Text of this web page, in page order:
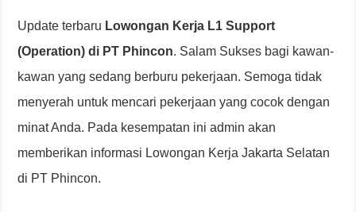
Update terbaru Lowongan Kerja L1 Support
(Operation) di PT Phincon. Salam Sukses bagi kawan-
kawan yang sedang berburu pekerjaan. Semoga tidak
menyerah untuk mencari pekerjaan yang cocok dengan
minat Anda. Pada kesempatan ini admin akan
memberikan informasi Lowongan Kerja Jakarta Selatan
di PT Phincon.